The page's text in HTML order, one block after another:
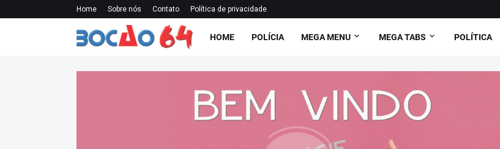
Home Sobre nós Contato Política de privacidade
HOME POLÍCIA MEGA MENU MEGA TABS POLÍTICA